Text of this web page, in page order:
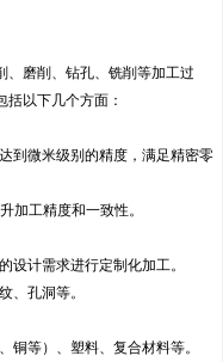
、磨削、钻孔、铣削等加工过
以下几个方面：
到微米级别的精度，满足精密零
加工精度和一致性。
设计需求进行定制化加工。
、孔洞等。
铜等）、塑料、复合材料等。